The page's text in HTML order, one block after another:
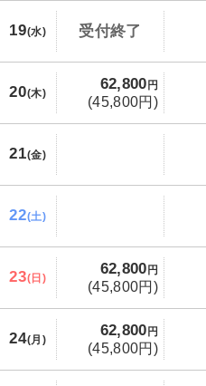
19(水) 受付終了
20(木)
62,800 円
(45,800円)
21(金)
22(土)
23(日)
62,800 円
(45,800円)
24(月)
62,800 円
(45,800円)